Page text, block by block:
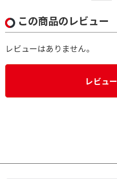
この商品のレビュー
レビューはありません。
レビュ